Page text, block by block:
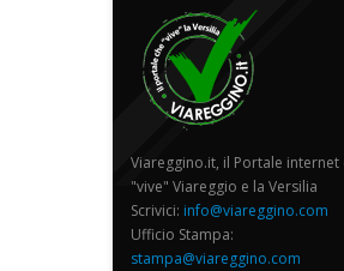
Viareggino.it, il Portale internet
"vive" Viareggio e la Versilia
Scrivici: info@viareggino.com
Ufficio Stampa:
stampa@viareggino.com